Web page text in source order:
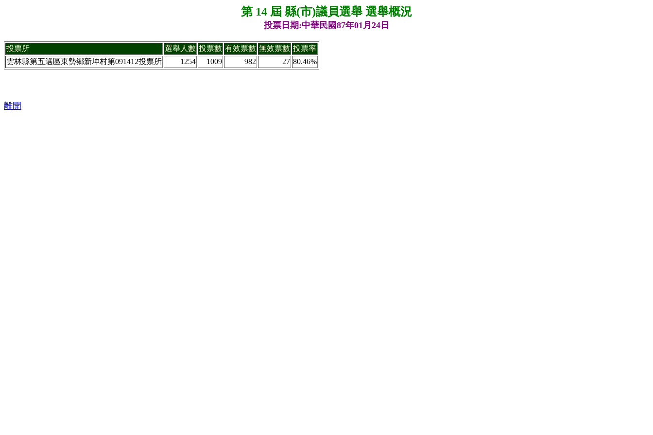
第 14 屆 縣(市)議員選舉 選舉概況
投票日期:中華民國87年01月24日
投票所 選舉人數 投票數 有效票數 無效票數 投票率
雲林縣第五選區東勢鄉新坤村第091412投票所
1254 1009 982 27 80.46%
離開